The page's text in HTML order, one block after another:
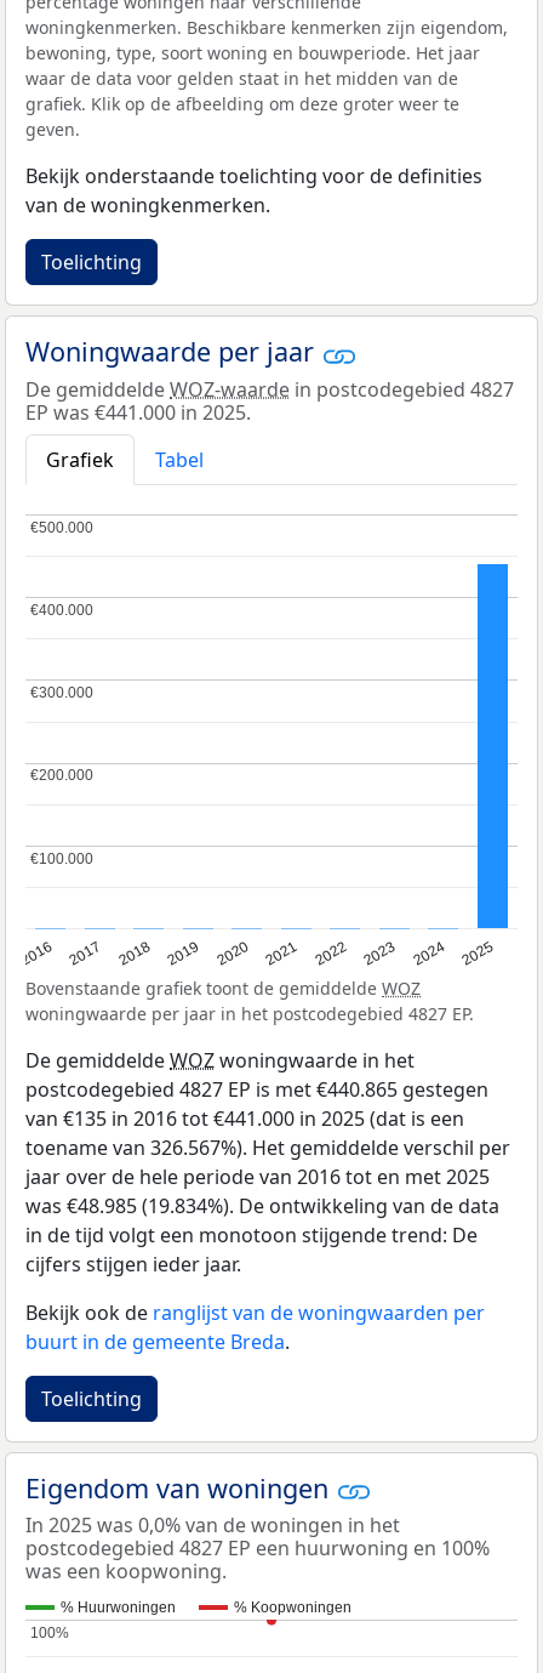
woningkenmerken. Beschikbare kenmerken zijn eigendom,
bewoning, type, soort woning en bouwperiode. Het jaar
waar de data voor gelden staat in het midden van de
grafiek. Klik op de afbeelding om deze groter weer te
geven.
Bekijk onderstaande toelichting voor de definities
van de woningkenmerken.
Toelichting
Woningwaarde per jaar
De gemiddeldeWOZ-waarde in postcodegebied 4827
EP was €441.000 in 2025.
Grafiek
Tabel
2016 2017 2018 2019 2020 2021 2022 2023 2024 2025
€100.000
€100.000
€200.000
€200.000
€300.000
€300.000
€400.000
€400.000
€500.000
€500.000
Bovenstaande grafiek toont de gemiddelde WOZ
woningwaarde per jaar in het postcodegebied 4827 EP.
De gemiddeldeWOZwoningwaarde in het
postcodegebied 4827 EP is met €440.865 gestegen
van €135 in 2016 tot €441.000 in 2025 (dat is een
toename van 326.567%). Het gemiddelde verschil per
jaar over de hele periode van 2016 tot en met 2025
was €48.985 (19.834%). De ontwikkeling van de data
in de tijd volgt een monotoon stijgende trend: De
cijfers stijgen ieder jaar.
Bekijk ook de ranglijst van de woningwaarden per
buurt in de gemeente Breda.
Toelichting
Eigendom van woningen
In 2025 was 0,0% van de woningen in het
postcodegebied 4827 EP een huurwoning en 100%
was een koopwoning.
% Huurwoningen
% Koopwoningen
100%
100%